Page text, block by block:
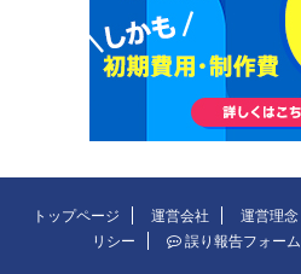
トップページ 運営会社 運営理念
リシー
誤り報告フォーム